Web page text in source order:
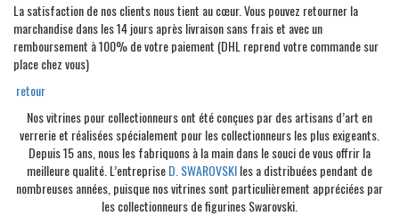
La satisfaction de nos clients nous tient au cœur. Vous pouvez retourner la
marchandise dans les 14 jours après livraison sans frais et avec un
remboursement à 100% de votre paiement (DHL reprend votre commande sur
place chez vous)
retour
Nos vitrines pour collectionneurs ont été conçues par des artisans d’art en
verrerie et réalisées spécialement pour les collectionneurs les plus exigeants.
Depuis 15 ans, nous les fabriquons à la main dans le souci de vous offrir la
meilleure qualité. L’entrepriseD. SWAROVSKIles a distribuées pendant de
nombreuses années, puisque nos vitrines sont particulièrement appréciées par
les collectionneurs de figurines Swarovski.